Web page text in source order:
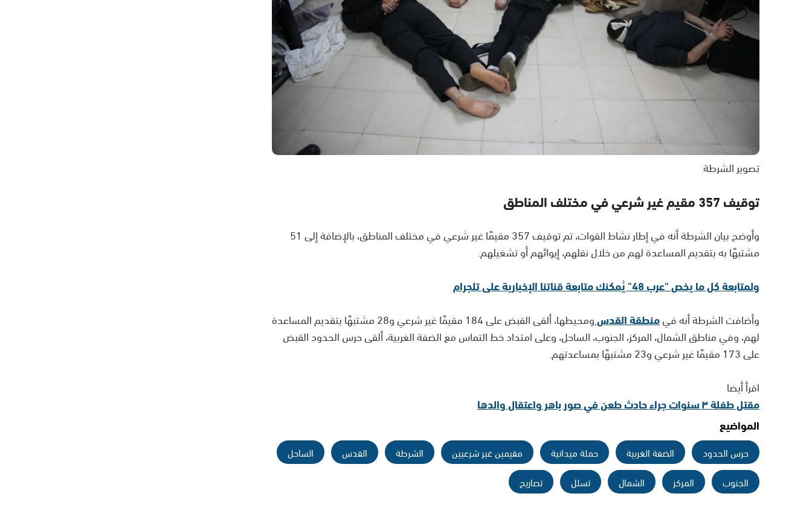
تصوير الشرطة
توقيف 357 مقيم غير شرعي في مختلف المناطق
وأوضح بيان الشرطة أنه في إطار نشاط القوات، تم توقيف 357 مقيمًا غير شرعي في مختلف المناطق، بالإضافة إلى 51
مشتبهًا به بتقديم المساعدة لهم من خلال نقلهم، إيوائهم أو تشغيلهم.
ولمتابعة كل ما يخص "عرب 48" يُمكنك متابعة قناتنا الإخبارية على تلجرام
وأضافت الشرطة أنه فيمنطقة القدس
ومحيطها، ألقى القبض على 184 مقيمًا غير شرعي و28 مشتبهًا بتقديم المساعدة
لهم، وفي مناطق الشمال، المركز، الجنوب، الساحل، وعلى امتداد خط التماس مع الضفة الغربية، ألقى حرس الحدود القبض
على 173 مقيمًا غير شرعي و23 مشتبهًا بمساعدتهم.
اقرأ أيضا
مقتل طفلة ٣ سنوات جراء حادث طعن في صور باهر واعتقال والدها
المواضيع
حرس الحدود الضفة الغربية حملة ميدانية مقيمين غير شرعيين الشرطة القدس
الساحل
الجنوب
المركز الشمال تسلل تصاريح